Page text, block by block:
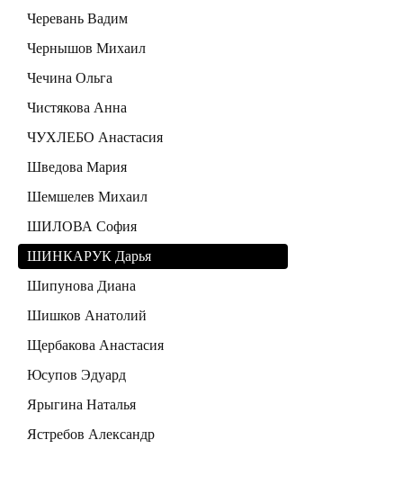
Черевань Вадим
Чернышов Михаил
Чечина Ольга
Чистякова Анна
ЧУХЛЕБО Анастасия
Шведова Мария
Шемшелев Михаил
ШИЛОВА София
ШИНКАРУК Дарья
Шипунова Диана
Шишков Анатолий
Щербакова Анастасия
Юсупов Эдуард
Ярыгина Наталья
Ястребов Александр